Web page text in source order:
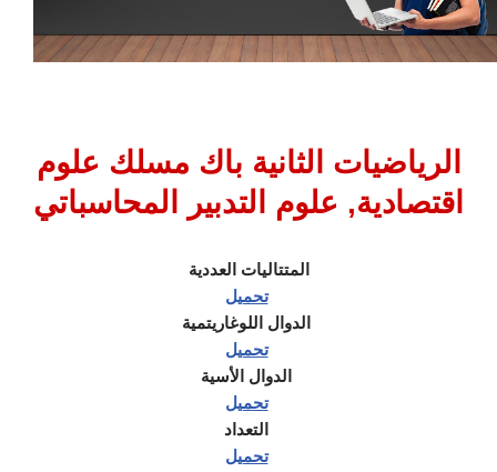
الرياضيات الثانية باك مسلك علوم
اقتصادية, علوم التدبير المحاسباتي
المتتاليات العددية
تحميل
الدوال اللوغاريتمية
تحميل
الدوال الأسية
تحميل
التعداد
تحميل